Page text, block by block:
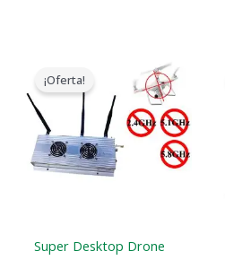
¡Oferta!
Super Desktop Drone
era:
$1,299.00.
precio
actual
es:
$919.99.